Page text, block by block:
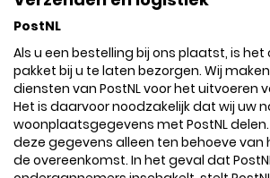
PostNL
Als u een bestelling bij ons plaatst, is
pakket bij u te laten bezorgen. Wij
diensten van PostNL voor het uitvoeren
Het is daarvoor noodzakelijk dat wij uw
woonplaatsgegevens met PostNL delen.
deze gegevens alleen ten behoeve van
de overeenkomst. In het geval dat